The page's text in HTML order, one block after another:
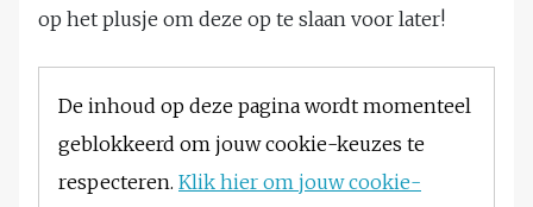
op het plusje om deze op te slaan voor later!
De inhoud op deze pagina wordt momenteel
geblokkeerd om jouw cookie-keuzes te
respecteren. Klik hier om jouw cookie-